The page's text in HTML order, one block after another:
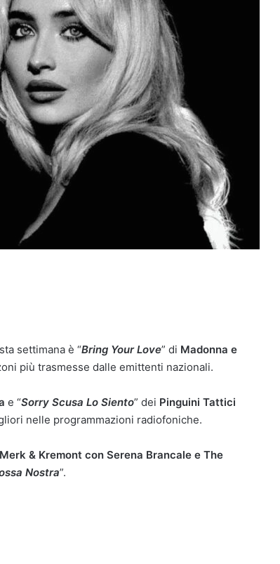
settimana è “Bring Your Love” di Madonna e
più trasmesse dalle emittenti nazionali.
e “Sorry Scusa Lo Siento” dei Pinguini Tattici
nelle programmazioni radiofoniche.
Merk & Kremont con Serena Brancale e The
Nostra”.